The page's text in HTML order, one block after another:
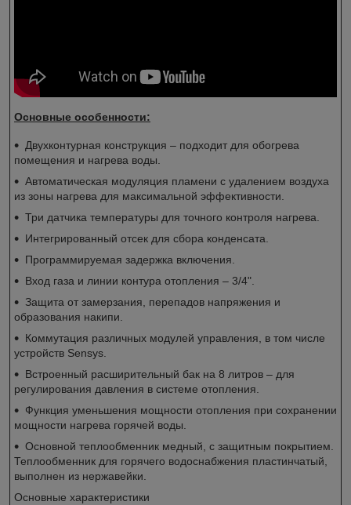
Основные особенности:
Двухконтурная конструкция – подходит для обогрева
помещения и нагрева воды.
Автоматическая модуляция пламени с удалением воздуха
из зоны нагрева для максимальной эффективности.
Три датчика температуры для точного контроля нагрева.
Интегрированный отсек для сбора конденсата.
Программируемая задержка включения.
Вход газа и линии контура отопления – 3/4".
Защита от замерзания, перепадов напряжения и
образования накипи.
Коммутация различных модулей управления, в том числе
устройств Sensys.
Встроенный расширительный бак на 8 литров – для
регулирования давления в системе отопления.
Функция уменьшения мощности отопления при сохранении
мощности нагрева горячей воды.
Основной теплообменник медный, с защитным покрытием.
Теплообменник для горячего водоснабжения пластинчатый,
выполнен из нержавейки.
Основные характеристики